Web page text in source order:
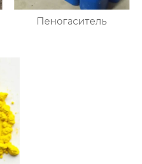
Пеногаситель